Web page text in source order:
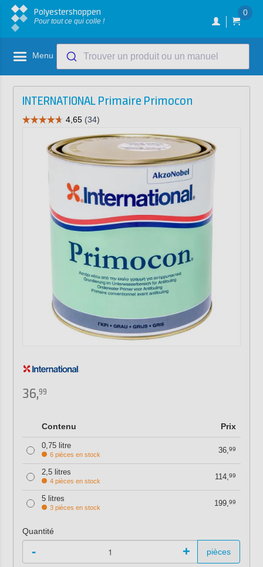
Polyestershoppen
Pour tout ce qui colle !
0
Menu Trouver un produit ou un manuel
INTERNATIONAL Primaire Primocon
36,99
Contenu Prix
0,75 litre
6 pièces en stock 36,99
2,5 litres
4 pièces en stock 114,99
5 litres
3 pièces en stock 199,99
Quantité
- + pièces